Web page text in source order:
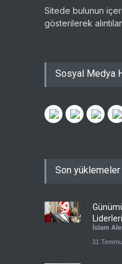
Sitede bulunun
gösterilerek
Sosyal Medya
Son yüklemeler
İslam
31